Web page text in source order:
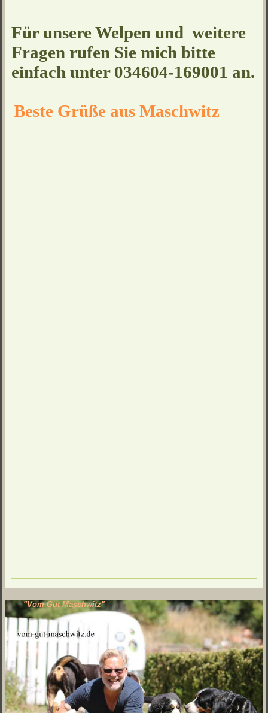
Für unsere Welpen und weitere
Fragen rufen Sie mich bitte
einfach unter 034604-169001 an.
Beste Grüße aus Maschwitz
"Vom Gut Maschwitz"